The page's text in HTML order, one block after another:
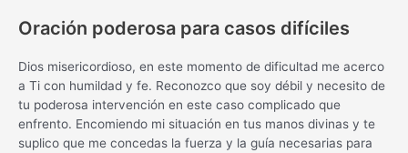
Oración poderosa para casos difíciles
Dios misericordioso, en este momento de dificultad me acerco
a Ti con humildad y fe. Reconozco que soy débil y necesito de
tu poderosa intervención en este caso complicado que
enfrento. Encomiendo mi situación en tus manos divinas y te
suplico que me concedas la fuerza y la guía necesarias para